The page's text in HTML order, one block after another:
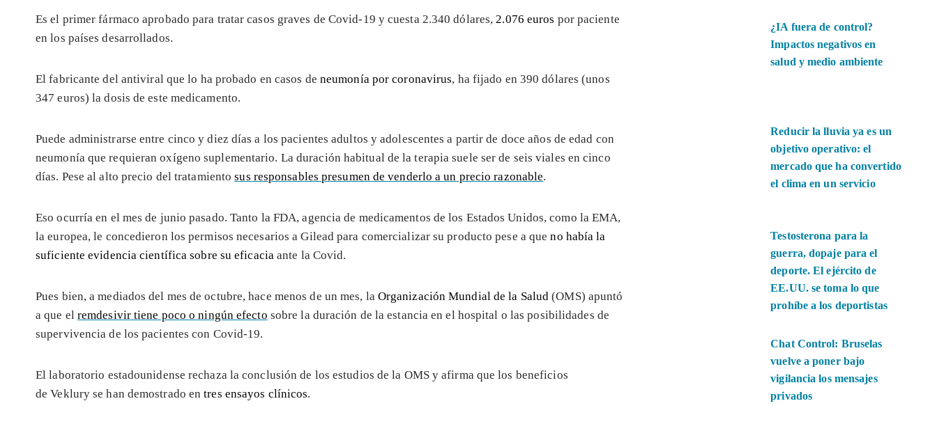
Es el primer fármaco aprobado para tratar casos graves de Covid-19 y cuesta 2.340 dólares,2.076 euros por paciente
en los países desarrollados.
El fabricante del antiviral que lo ha probado en casos de neumonía por coronavirus, ha fijado en 390 dólares (unos
347 euros) la dosis de este medicamento.
Puede administrarse entre cinco y diez días a los pacientes adultos y adolescentes a partir de doce años de edad con
neumonía que requieran oxígeno suplementario. La duración habitual de la terapia suele ser de seis viales en cinco
días. Pese al alto precio del tratamientosus responsables presumen de venderlo a un precio razonable.
Eso ocurría en el mes de junio pasado. Tanto la FDA, agencia de medicamentos de los Estados Unidos, como la EMA,
la europea, le concedieron los permisos necesarios a Gilead para comercializar su producto pese a queno había la
suficiente evidencia científica sobre su eficacia ante la Covid.
Pues bien, a mediados del mes de octubre, hace menos de un mes, la Organización Mundial de la Salud (OMS) apuntó
a que el remdesivir tiene poco o ningún efecto sobre la duración de la estancia en el hospital o las posibilidades de
supervivencia de los pacientes con Covid-19.
El laboratorio estadounidense rechaza la conclusión de los estudios de la OMS y afirma que los beneficios
de Veklury se han demostrado entres ensayos clínicos.
¿IA fuera de control?
Impactos negativos en
salud y medio ambiente
Reducir la lluvia ya es un
objetivo operativo: el
mercado que ha convertido
el clima en un servicio
Testosterona para la
guerra, dopaje para el
deporte. El ejército de
EE.UU. se toma lo que
prohíbe a los deportistas
Chat Control: Bruselas
vuelve a poner bajo
vigilancia los mensajes
privados